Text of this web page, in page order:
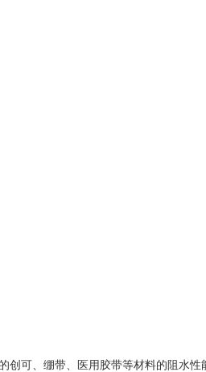
创可、绷带、医用胶带等材料的阻水性